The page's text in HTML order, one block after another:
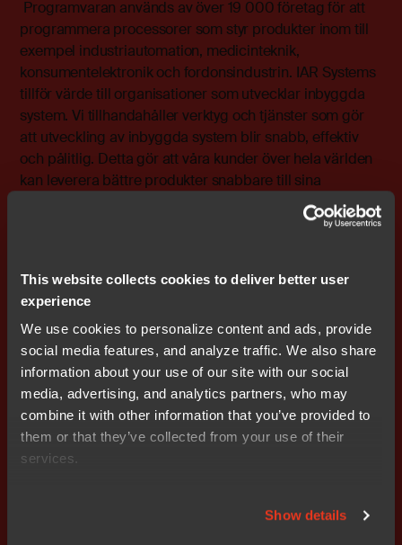
This website collects cookies to deliver better user
experience
We use cookies to personalize content and ads, provide
social media features, and analyze traffic. We also share
information about your use of our site with our social
media, advertising, and analytics partners, who may
combine it with other information that you’ve provided to
them or that they’ve collected from your use of their
services.
Show details
Programvaran används av över 19 000 företag för att
programmera processorer som styr produkter inom till
exempel industriautomation, medicinteknik,
konsumentelektronik och fordonsindustrin. IAR Systems
tillför värde till organisationer som utvecklar inbyggda
system. Vi tillhandahåller verktyg och tjänster som gör
att utveckling av inbyggda system blir snabb, effektiv
och pålitlig. Detta gör att våra kunder över hela världen
kan leverera bättre produkter snabbare till sina
marknader. IAR Systems är noterat på NASDAQ OMX
Release
Prenumerera på IR nyheter